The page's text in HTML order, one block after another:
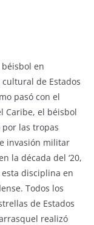
en
de Estados
pasó con el
Caribe, el béisbol
las tropas
invasión militar
la década del ‘20,
disciplina en
Todos los
de Estados
realizó